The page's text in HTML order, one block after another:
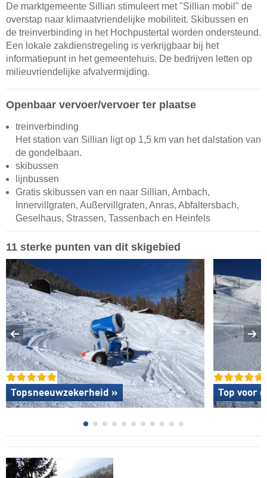
De marktgemeente Sillian stimuleert met "Sillian mobil" de
overstap naar klimaatvriendelijke mobiliteit. Skibussen en
de treinverbinding in het Hochpustertal worden ondersteund.
Een lokale zakdienstregeling is verkrijgbaar bij het
informatiepunt in het gemeentehuis. De bedrijven letten op
milieuvriendelijke afvalvermijding.
Openbaar vervoer/vervoer ter plaatse
treinverbinding
Het station van Sillian ligt op 1,5 km van het dalstation van
de gondelbaan.
skibussen
lijnbussen
Gratis skibussen van en naar Sillian, Arnbach,
Innervillgraten, Außervillgraten, Anras, Abfaltersbach,
Geselhaus, Strassen, Tassenbach en Heinfels
11 sterke punten van dit skigebied
Topsneeuwzekerheid » Top voor